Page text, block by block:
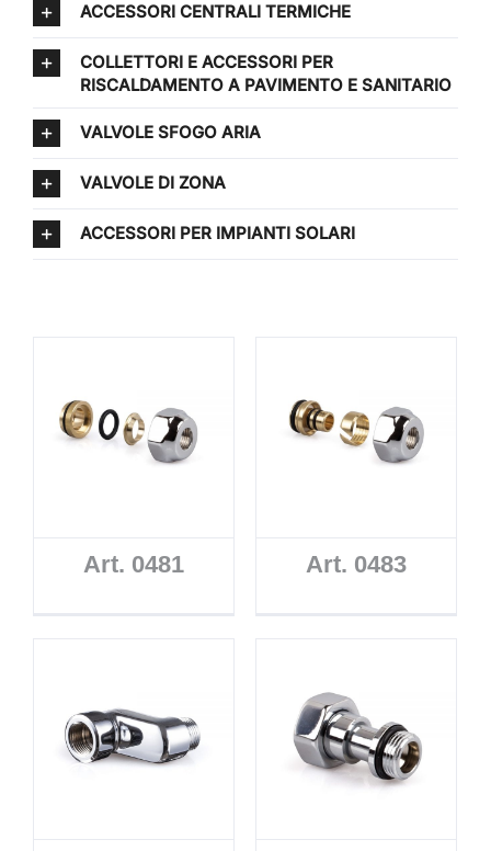
Art. 0481 Art. 0483
ACCESSORI CENTRALI TERMICHE
COLLETTORI E ACCESSORI PER
RISCALDAMENTO A PAVIMENTO E SANITARIO
VALVOLE SFOGO ARIA
VALVOLE DI ZONA
ACCESSORI PER IMPIANTI SOLARI